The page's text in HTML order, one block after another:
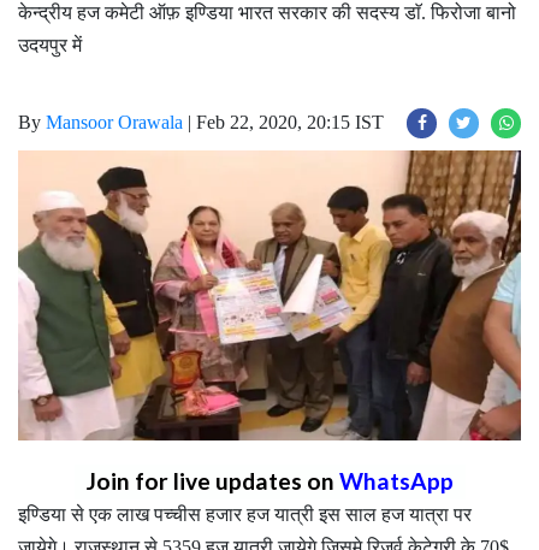
केन्द्रीय हज कमेटी ऑफ़ इण्डिया भारत सरकार की सदस्य डाॅ. फिरोजा बानो
उदयपुर में
By Mansoor Orawala | Feb 22, 2020, 20:15 IST
Join for live updates on WhatsApp
इण्डिया से एक लाख पच्चीस हजार हज यात्री इस साल हज यात्रा पर